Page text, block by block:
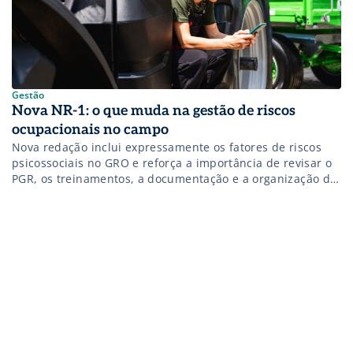
Gestão
Nova NR-1: o que muda na gestão de riscos
ocupacionais no campo
Nova redação inclui expressamente os fatores de riscos
psicossociais no GRO e reforça a importância de revisar o
PGR, os treinamentos, a documentação e a organização do